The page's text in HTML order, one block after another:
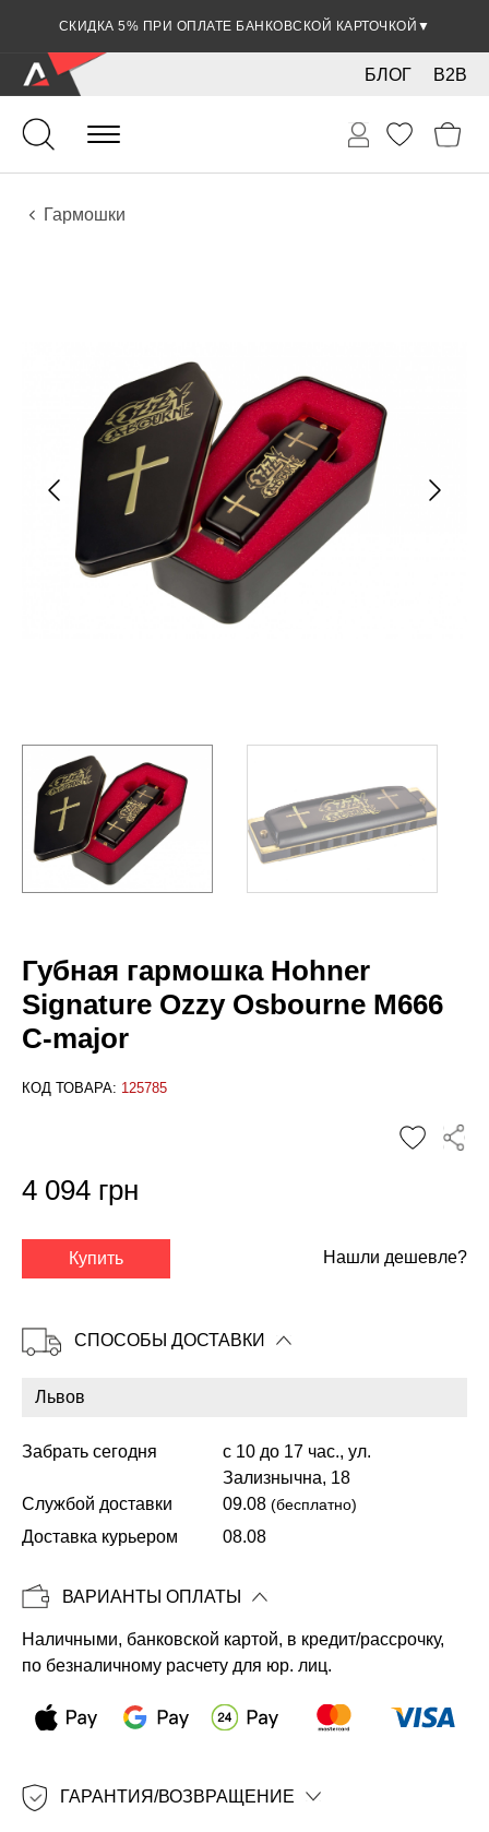
СКИДКА 5% ПРИ ОПЛАТЕ БАНКОВСКОЙ КАРТОЧКОЙ ▼
B2B
БЛОГ
Духовые
Губные гармошки и мелодики
Инструменты
Гармошки
Губная гармошка Hohner
Signature Ozzy Osbourne M666
C-major
КОД ТОВАРА: 125785
Копировать
4 094 грн
Купить Нашли дешевле?
СПОСОБЫ ДОСТАВКИ
Забрать сегодня
с 10 до 17 час., ул.
Зализнычна, 18
Службой доставки
09.08 (бесплатно)
Доставка курьером 08.08
ВАРИАНТЫ ОПЛАТЫ
Наличными, банковской картой, в кредит/рассрочку,
по безналичному расчету для юр. лиц.
ГАРАНТИЯ/ВОЗВРАЩЕНИЕ